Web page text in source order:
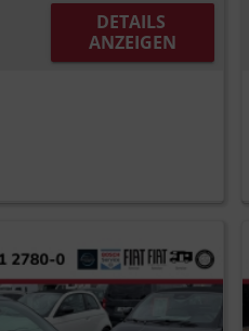
DETAILS
ANZEIGEN